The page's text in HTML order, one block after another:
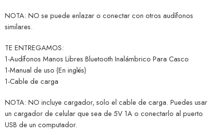
NOTA: NO se puede enlazar o conectar con otros audífonos
similares.
TE ENTREGAMOS:
1-Audífonos Manos Libres Bluetooth Inalámbrico Para Casco
1-Manual de uso (En inglés)
1-Cable de carga
NOTA: NO incluye cargador, solo el cable de carga. Puedes usar
un cargador de celular que sea de 5V 1A o conectarlo al puerto
USB de un computador.